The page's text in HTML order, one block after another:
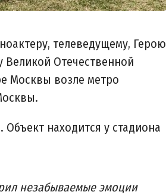
телеведущему, Герою
Великой Отечественной
Москвы возле метро
находится у стадиона
незабываемые эмоции